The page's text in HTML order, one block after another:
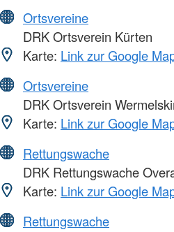
Ortsvereine
DRK Ortsverein Kürten
Karte: Link zur Google
Ortsvereine
DRK Ortsverein
Karte: Link zur Google
Rettungswache
DRK Rettungswache
Karte: Link zur Google
Rettungswache